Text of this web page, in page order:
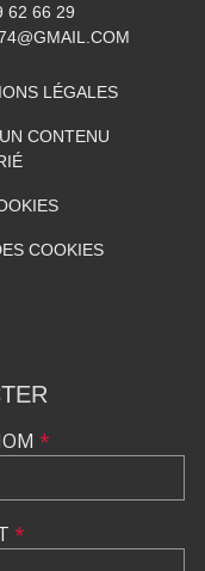
62 66 29
LÉGALES
CONTENU
COOKIES
*
*